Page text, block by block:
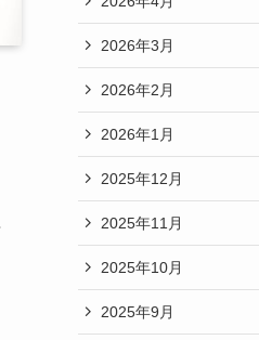
2026年3月
2026年2月
2026年1月
2025年12月
2025年11月
2025年10月
2025年9月